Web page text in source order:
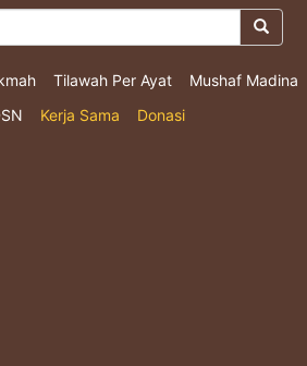
Tilawah Per Ayat
Mushaf Madina
Kerja Sama Donasi